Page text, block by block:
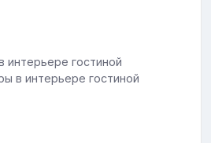
в интерьере гостиной